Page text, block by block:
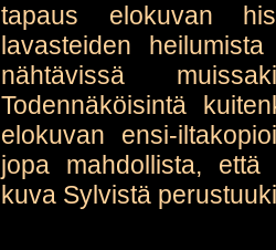
tapaus elokuvan
lavasteiden
nähtävissä
Todennäköisintä
elokuvan ensi-
jopa mahdollista, että
kuva Sylvistä